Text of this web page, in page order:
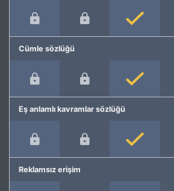
Cümle sözlüğü
Eş anlamlı kavramlar sözlüğü
Reklamsız erişim